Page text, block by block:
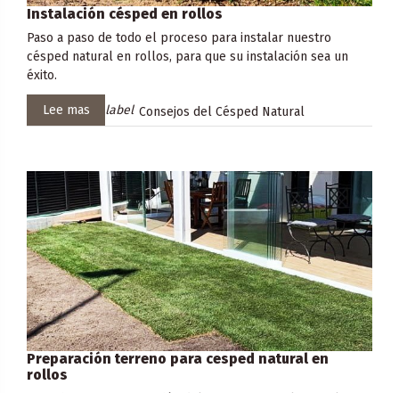
Instalación césped en rollos
Paso a paso de todo el proceso para instalar nuestro
césped natural en rollos, para que su instalación sea un
éxito.
Lee mas label Consejos del Césped Natural
Preparación terreno para cesped natural en
rollos